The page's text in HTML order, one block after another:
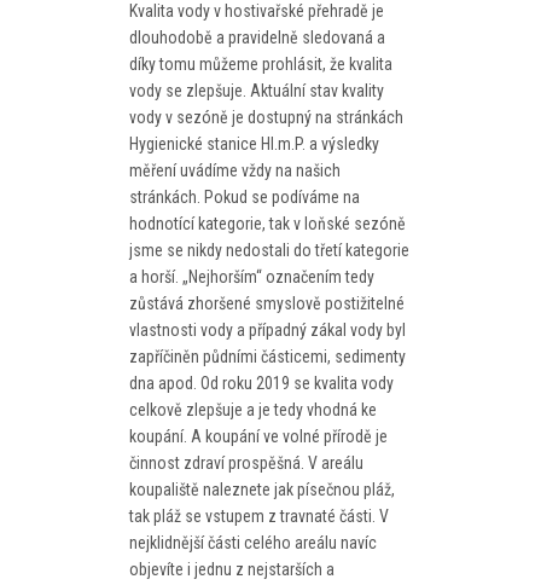
Kvalita vody v hostivařské přehradě je
dlouhodobě a pravidelně sledovaná a
díky tomu můžeme prohlásit, že kvalita
vody se zlepšuje. Aktuální stav kvality
vody v sezóně je dostupný na stránkách
Hygienické stanice Hl.m.P. a výsledky
měření uvádíme vždy na našich
stránkách. Pokud se podíváme na
hodnotící kategorie, tak v loňské sezóně
jsme se nikdy nedostali do třetí kategorie
a horší. „Nejhorším“ označením tedy
zůstává zhoršené smyslově postižitelné
vlastnosti vody a případný zákal vody byl
zapříčiněn půdními částicemi, sedimenty
dna apod. Od roku 2019 se kvalita vody
celkově zlepšuje a je tedy vhodná ke
koupání. A koupání ve volné přírodě je
činnost zdraví prospěšná. V areálu
koupaliště naleznete jak písečnou pláž,
tak pláž se vstupem z travnaté části. V
nejklidnější části celého areálu navíc
objevíte i jednu z nejstarších a